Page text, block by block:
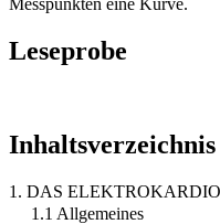
Leseprobe
Inhaltsverzeichnis
1. DAS
1.1 Allgemeines